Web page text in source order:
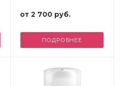
от 2 700 руб.
ПОДРОБНЕЕ